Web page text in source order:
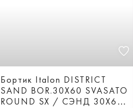
Бортик Italon DISTRICT
SAND BOR.30X60 SVASATO
ROUND SX / СЭНД 30X60